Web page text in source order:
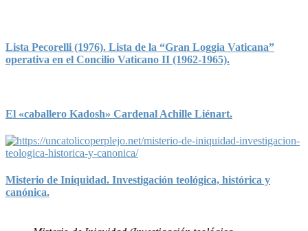
Lista Pecorelli (1976). Lista de la “Gran Loggia Vaticana”
operativa en el Concilio Vaticano II (1962-1965).
El «caballero Kadosh» Cardenal Achille Liénart.
Misterio de Iniquidad. Investigación teológica, histórica y
canónica.